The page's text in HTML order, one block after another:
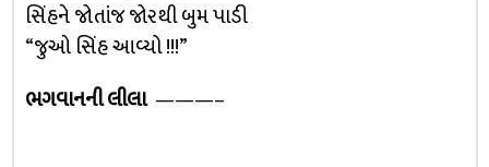
સિંહને જોતાંજ જોરથી બુમ પાડી
“જુઓ સિંહ આવ્યો !!!”
ભગવાનની લીલા———–